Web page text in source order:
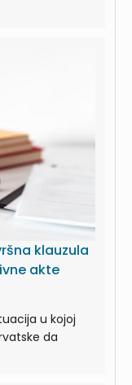
klauzula
akte
u kojoj
da